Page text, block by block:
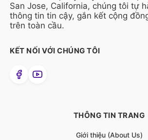
San Jose, California, chúng tôi tự
thông tin tin cậy, gắn kết cộng
trên toàn cầu.
KẾT NỐI VỚI CHÚNG TÔI
THÔNG TIN TRANG
Giới thiệu (About Us)